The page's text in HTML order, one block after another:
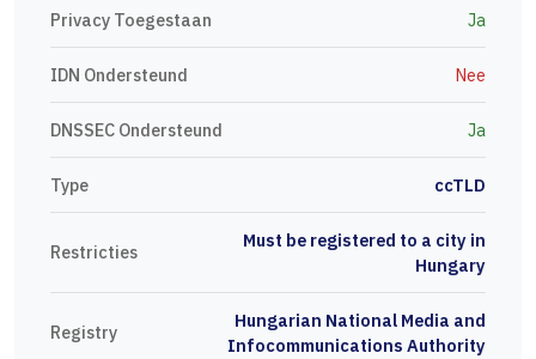
Privacy Toegestaan Ja
IDN Ondersteund Nee
DNSSEC Ondersteund Ja
Type ccTLD
Restricties
Must be registered to a city in
Hungary
Registry
Hungarian National Media and
Infocommunications Authority